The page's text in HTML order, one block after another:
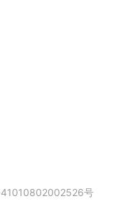
41010802002526号